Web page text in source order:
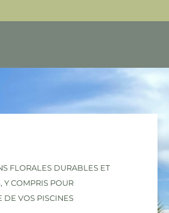
FLORALES DURABLES ET
Y COMPRIS POUR
DE VOS PISCINES